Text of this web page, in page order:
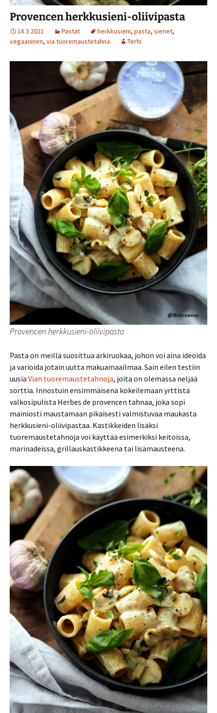
Provencen herkkusieni-oliivipasta
18.3.2021 Pastat herkkusieni, pasta, sienet,
vegaaninen, via tuoremaustetahna Terhi
Provencen herkkusieni-oliivipasta
Pasta on meillä suosittua arkiruokaa, johon voi aina ideoida
ja varioida jotain uutta makuamaailmaa. Sain eilen testiin
uusia Vian tuoremaustetahnoja, joita on olemassa neljää
sorttia. Innostuin ensimmäisenä kokeilemaan yrttistä
valkosipulista Herbes de provencen tahnaa, joka sopi
mainiosti maustamaan pikaisesti valmistuvaa maukasta
herkkusieni-oliivipastaa. Kastikkeiden lisäksi
tuoremaustetahnoja voi käyttää esimerkiksi keitoissa,
marinadeissa, grillauskastikkeena tai lisämausteena.